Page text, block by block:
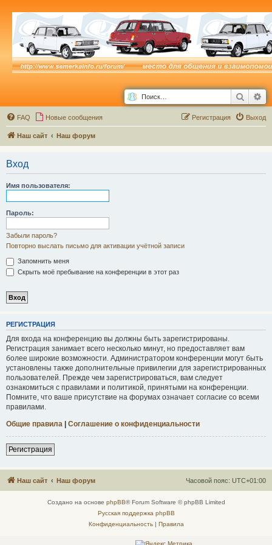
Поиск
FAQ Новые сообщения Выход
Регистрация
Наш сайт Наш форум
Вход
Имя пользователя:
Пароль:
Забыли пароль?
Повторно выслать письмо для активации учётной записи
Запомнить меня
Скрыть моё пребывание на конференции в этот раз
РЕГИСТРАЦИЯ
Для входа на конференцию вы должны быть зарегистрированы.
Регистрация занимает всего несколько минут, но предоставляет вам
более широкие возможности. Администратором конференции могут быть
установлены также дополнительные привилегии для зарегистрированных
пользователей. Прежде чем зарегистрироваться, вам следует
ознакомиться с правилами и политикой, принятыми на конференции.
Помните, что ваше присутствие на форумах означает согласие со всеми
правилами.
Общие правила | Соглашение о конфиденциальности
Регистрация
Наш сайт Наш форум Часовой пояс: UTC+01:00
Создано на основе phpBB® Forum Software © phpBB Limited
Русская поддержка phpBB
Конфиденциальность| Правила